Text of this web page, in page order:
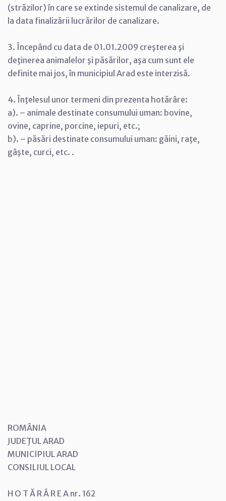
(străzilor) în care se extinde sistemul de canalizare, de
la data finalizării lucrărilor de canalizare.
3. Începând cu data de 01.01.2009 creşterea şi
deţinerea animalelor şi păsărilor, aşa cum sunt ele
definite mai jos, în municipiul Arad este interzisă.
4. Înţelesul unor termeni din prezenta hotărâre:
a). – animale destinate consumului uman: bovine,
ovine, caprine, porcine, iepuri, etc.;
b). – păsări destinate consumului uman: găini, raţe,
gâşte, curci, etc. .
ROMÂNIA
JUDEŢUL ARAD
MUNICIPIUL ARAD
CONSILIUL LOCAL
H O T Ă R Â R E A nr. 162